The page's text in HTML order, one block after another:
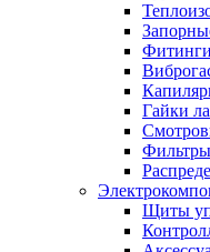
Гайки
Фильтры
Щиты